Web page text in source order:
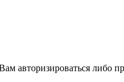
авторизироваться либо